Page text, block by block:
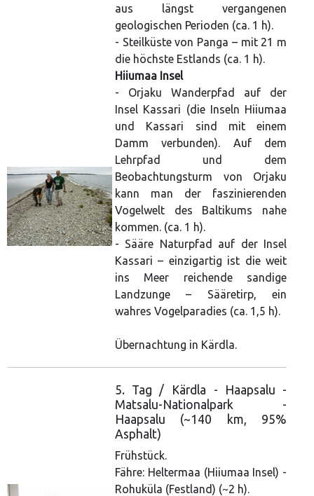
aus längst vergangenen
geologischen Perioden (ca. 1 h).
- Steilküste von Panga – mit 21 m
die höchste Estlands (ca. 1 h).
Hiiumaa Insel
- Orjaku Wanderpfad auf der
Insel Kassari (die Inseln Hiiumaa
und Kassari sind mit einem
Damm verbunden). Auf dem
Lehrpfad und dem
Beobachtungsturm von Orjaku
kann man der faszinierenden
Vogelwelt des Baltikums nahe
kommen. (ca. 1 h).
- Sääre Naturpfad auf der Insel
Kassari – einzigartig ist die weit
ins Meer reichende sandige
Landzunge – Sääretirp, ein
wahres Vogelparadies (ca. 1,5 h).
Übernachtung in Kärdla.
5. Tag / Kärdla - Haapsalu -
Matsalu-Nationalpark -
Haapsalu (~140 km, 95%
Asphalt)
Frühstück.
Fähre: Heltermaa (Hiiumaa Insel) -
Rohuküla (Festland) (~2 h).